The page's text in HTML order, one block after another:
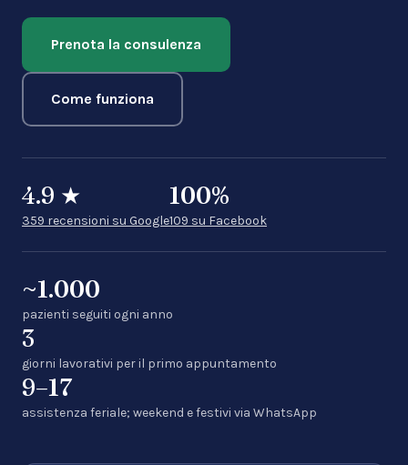
Prenota la consulenza
Come funziona
4.9 ★
359 recensioni su Google
100%
109 su Facebook
~1.000
pazienti seguiti ogni anno
3
giorni lavorativi per il primo appuntamento
9–17
assistenza feriale; weekend e festivi via WhatsApp